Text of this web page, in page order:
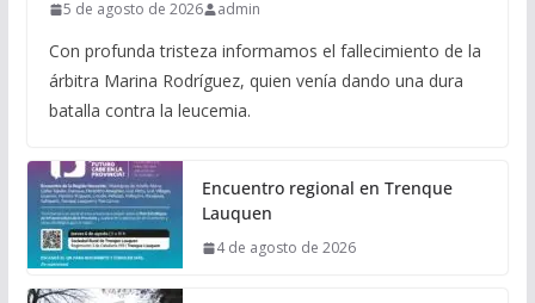
5 de agosto de 2026 admin
Con profunda tristeza informamos el fallecimiento de la
árbitra Marina Rodríguez, quien venía dando una dura
batalla contra la leucemia.
Encuentro regional en Trenque
Lauquen
4 de agosto de 2026